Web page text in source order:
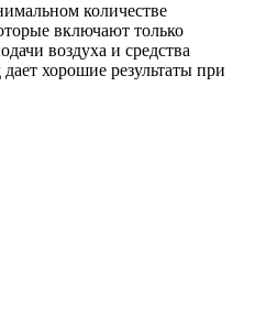
количестве
включают только
воздуха и средства
хорошие результаты при